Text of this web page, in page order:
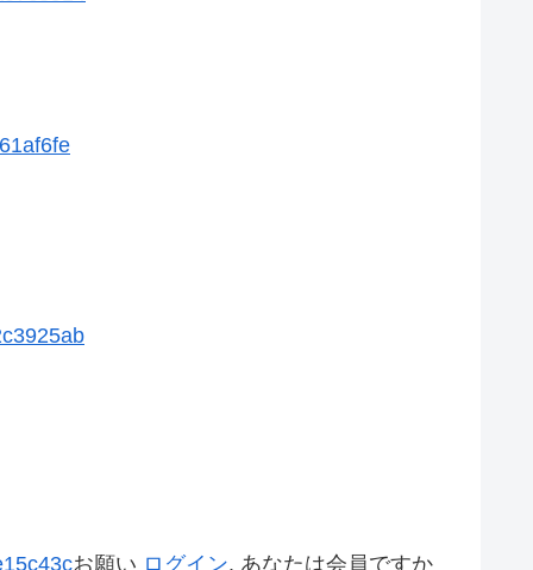
お願い ログイン. あなたは会員ですか